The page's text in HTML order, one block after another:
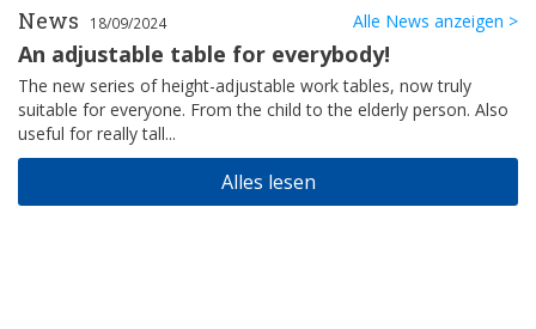
News 18/09/2024 Alle News anzeigen >
An adjustable table for everybody!
The new series of height-adjustable work tables, now truly
suitable for everyone. From the child to the elderly person. Also
useful for really tall...
Alles lesen